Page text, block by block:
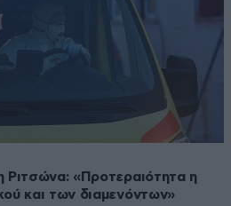
Ριτσώνα: «Προτεραιότητα η
και των διαμενόντων»